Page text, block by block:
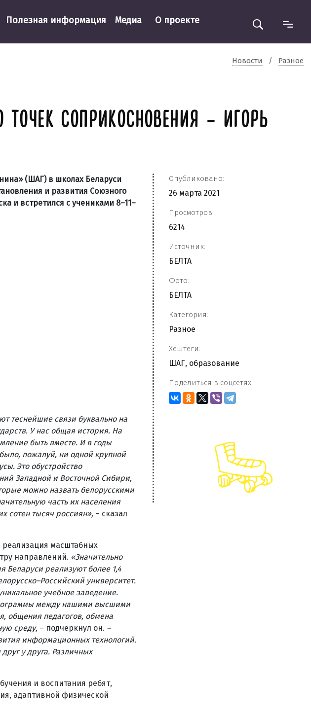
Полезная информация Медиа О проекте
Новости / Разное
СОПРИКОСНОВЕНИЯ – ИГОРЬ
(ШАГ) в школах Беларуси
и развития Союзного
и встретился с учениками 8–11–
теснейшие связи буквально на
У нас общая история. На
быть вместе. И в годы
пожалуй, ни одной крупной
Это обустройство
Западной и Восточной Сибири,
можно назвать белорусскими
часть их населения
сотен тысяч россиян», – сказал
масштабных
направлений. «Значительно
Беларуси реализуют более 1,4
университет.
учебное заведение.
между нашими высшими
общения педагогов, обмена
среду, – подчеркнул он. –
информационных технологий.
у друга. Различных
и воспитания ребят,
адаптивной физической
Опубликовано:
26 марта 2021
Просмотров:
6214
Источник:
БЕЛТА
Фото:
БЕЛТА
Категория:
Разное
Хештеги:
ШАГ, образование
Поделиться в соцсетях: